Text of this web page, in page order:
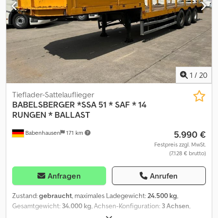
1 / 20
Babenhausen 171 km
Tieflader-Sattelauflieger
BABELSBERGER *SSA 51 * SAF * 14
RUNGEN * BALLAST
5.990 €
Festpreis zzgl. MwSt.
(7.128 € brutto)
Anfragen Anrufen
Zustand:gebraucht, maximales Ladegewicht:24.500 kg,
Gesamtgewicht: 34.000 kg, Achsen-Konfiguration: 3 Achsen,
1995